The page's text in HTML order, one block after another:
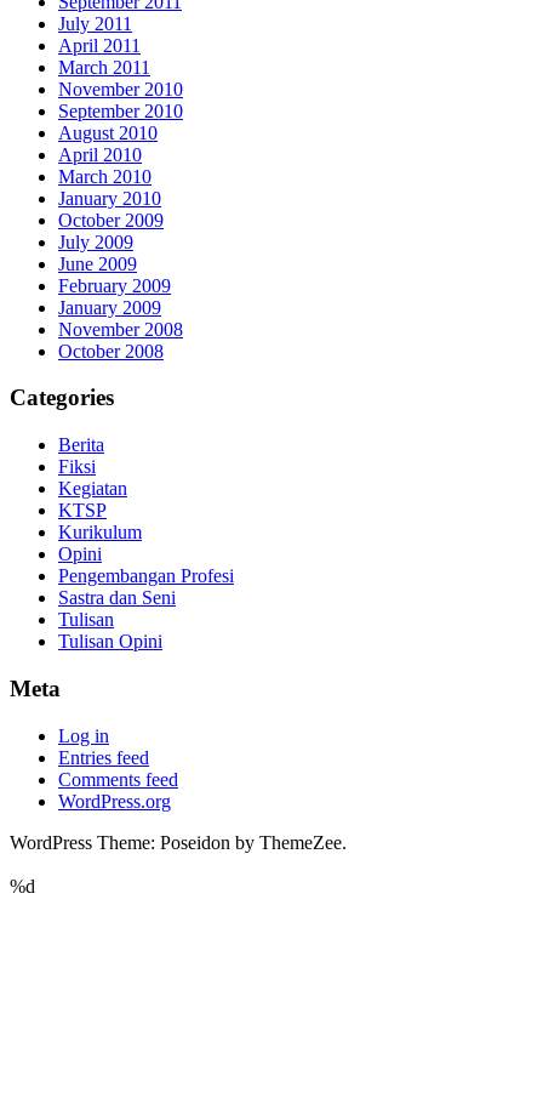
July 2011
April 2011
March 2011
November 2010
September 2010
August 2010
April 2010
March 2010
January 2010
October 2009
July 2009
June 2009
February 2009
January 2009
November 2008
October 2008
Categories
Berita
Fiksi
Kegiatan
KTSP
Kurikulum
Opini
Pengembangan Profesi
Sastra dan Seni
Tulisan
Tulisan Opini
Meta
Log in
Entries feed
Comments feed
WordPress.org
WordPress Theme: Poseidon by ThemeZee.
%d